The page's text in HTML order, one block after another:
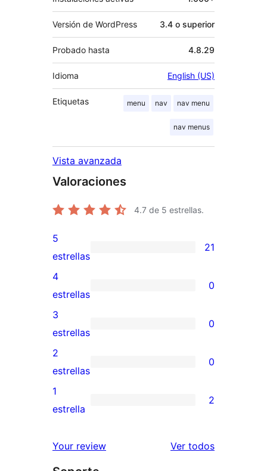
Versión de WordPress 3.4 o superior
Probado hasta 4.8.29
Idioma English (US)
Etiquetas menu nav nav menu
nav menus
Vista avanzada
Valoraciones
4.7 de 5 estrellas.
21
valoraciones
de
5
estrellas
5
estrellas
21
0
valoraciones
de
4
estrellas
4
estrellas
0
0
valoraciones
de
3
estrellas
3
estrellas
0
0
valoraciones
de
estrellas
2
estrellas
0
2
de
1
estrella
2
Your review Ver todoslos